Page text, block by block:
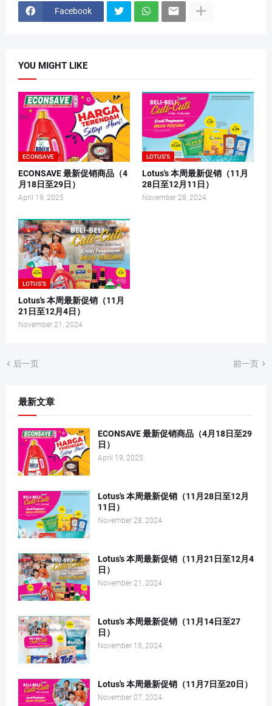
Facebook
YOU MIGHT LIKE
ECONSAVE
ECONSAVE 最新促销商品（4
月18日至29日）
April 19, 2025
LOTUS'S
Lotus's 本周最新促销（11月
28日至12月11日）
November 28, 2024
LOTUS'S
Lotus's 本周最新促销（11月
21日至12月4日）
November 21, 2024
后一页 前一页
最新文章
ECONSAVE 最新促销商品（4月18日至29
日）
April 19, 2025
Lotus's 本周最新促销（11月28日至12月
11日）
November 28, 2024
Lotus's 本周最新促销（11月21日至12月4
日）
November 21, 2024
Lotus's 本周最新促销（11月14日至27
日）
November 15, 2024
Lotus's 本周最新促销（11月7日至20日）
November 07, 2024